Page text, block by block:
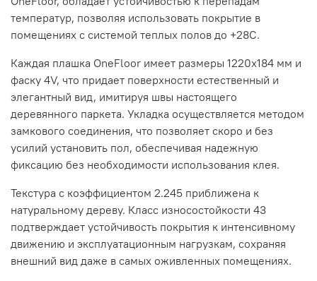
температур, позволяя использовать покрытие в
помещениях с системой теплых полов до +28C.
Каждая плашка OneFloor имеет размеры 1220x184 мм и
фаску 4V, что придает поверхности естественный и
элегантный вид, имитируя швы настоящего
деревянного паркета. Укладка осуществляется методом
замкового соединения, что позволяет скоро и без
усилий установить пол, обеспечивая надежную
фиксацию без необходимости использования клея.
Текстура с коэффициентом 2.245 приближена к
натуральному дереву. Класс износостойкости 43
подтверждает устойчивость покрытия к интенсивному
движению и эксплуатационным нагрузкам, сохраняя
внешний вид даже в самых оживленных помещениях.